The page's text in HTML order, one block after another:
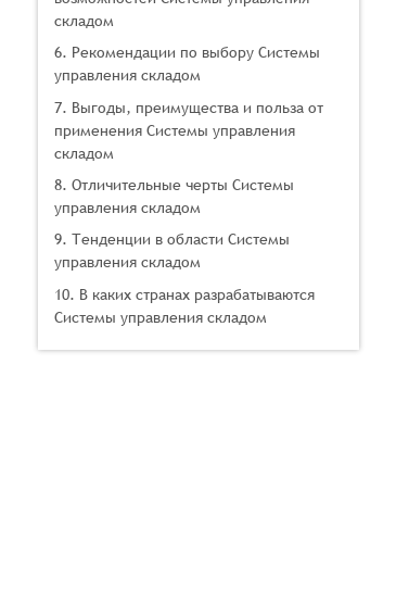
складом
6. Рекомендации по выбору Системы
управления складом
7. Выгоды, преимущества и польза от
применения Системы управления
складом
8. Отличительные черты Системы
управления складом
9. Тенденции в области Системы
управления складом
10. В каких странах разрабатываются
Системы управления складом